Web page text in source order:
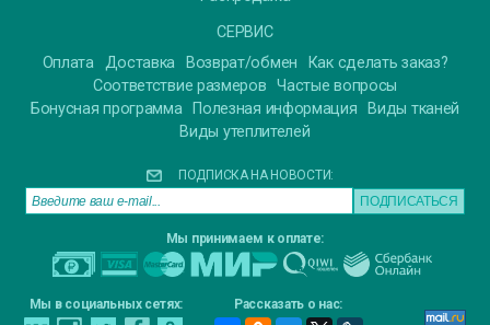
СЕРВИС
Оплата Доставка Возврат/обмен
Как сделать заказ?
Соответствие размеров
Частые вопросы
Бонусная программа Полезная информация
Виды тканей
Виды утеплителей
ПОДПИСКА НА НОВОСТИ:
Мы принимаем к оплате:
Мы в социальных сетях: Рассказать о нас: